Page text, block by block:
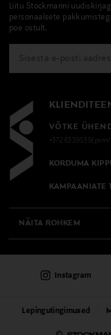
Liitu Stockmanni
personaalsete
poe ostult.
VÕTKE
+372
KORDUMA
KAMPAANIATE
NÄITA ROHKEM
PÜSIKLIENDITEENINDUS
KAUBAMAJAD
Lepingutingimused
Instagram